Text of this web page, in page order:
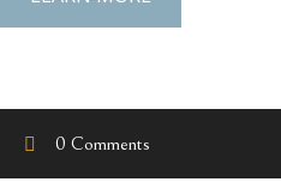
0 Comments